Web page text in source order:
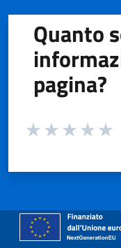
Quanto
pagina?
Valuta da 1 a 5